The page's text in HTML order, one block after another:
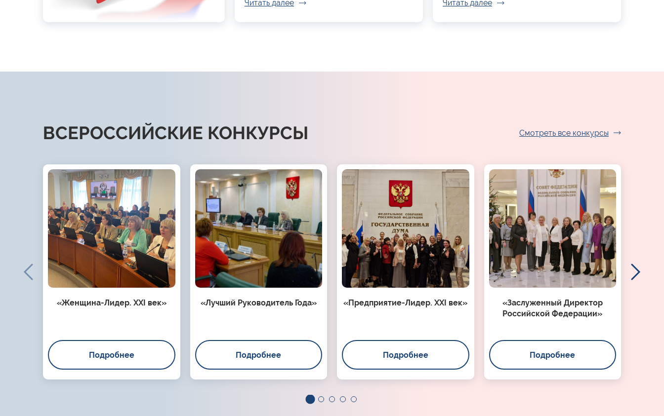
Читать далее Читать далее
ВСЕРОССИЙСКИЕ КОНКУРСЫ Смотреть все конкурсы
«Женщина-Лидер. XXI век»
Подробнее
«Лучший Руководитель Года»
Подробнее
«Предприятие-Лидер. XXI век»
Подробнее
«Заслуженный Директор
Российской Федерации»
Подробнее